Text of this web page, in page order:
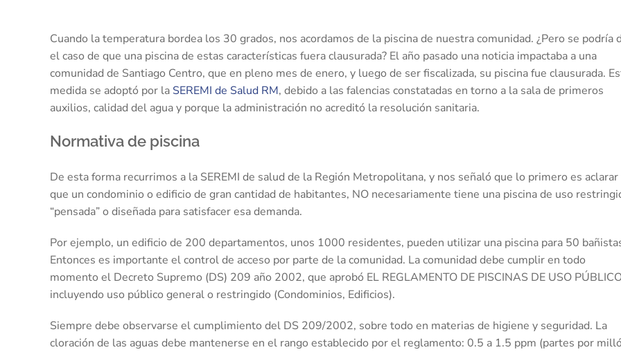
Larger
Image
Cuando la temperatura bordea los 30 grados, nos acordamos de la piscina de nuestra comunidad. ¿Pero se podría
el caso de que una piscina de estas características fuera clausurada? El año pasado una noticia impactaba a una
comunidad de Santiago Centro, que en pleno mes de enero, y luego de ser fiscalizada, su piscina fue clausurada.
medida se adoptó por la SEREMI de Salud RM, debido a las falencias constatadas en torno a la sala de primeros
auxilios, calidad del agua y porque la administración no acreditó la resolución sanitaria.
Normativa de piscina
De esta forma recurrimos a la SEREMI de salud de la Región Metropolitana, y nos señaló que lo primero es aclarar
que un condominio o edificio de gran cantidad de habitantes, NO necesariamente tiene una piscina de uso
“pensada” o diseñada para satisfacer esa demanda.
Por ejemplo, un edificio de 200 departamentos, unos 1000 residentes, pueden utilizar una piscina para 50
Entonces es importante el control de acceso por parte de la comunidad. La comunidad debe cumplir en todo
momento el Decreto Supremo (DS) 209 año 2002, que aprobó EL REGLAMENTO DE PISCINAS DE USO
incluyendo uso público general o restringido (Condominios, Edificios).
Siempre debe observarse el cumplimiento del DS 209/2002, sobre todo en materias de higiene y seguridad. La
cloración de las aguas debe mantenerse en el rango establecido por el reglamento: 0.5 a 1.5 ppm (partes por